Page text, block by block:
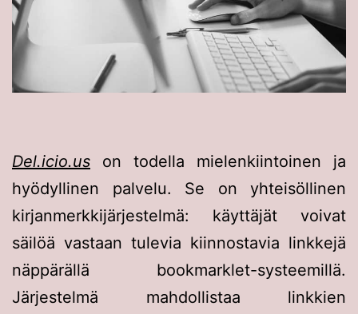
Del.icio.us on todella mielenkiintoinen ja
hyödyllinen palvelu. Se on yhteisöllinen
kirjanmerkkijärjestelmä: käyttäjät voivat
säilöä vastaan tulevia kiinnostavia linkkejä
näppärällä bookmarklet-systeemillä.
Järjestelmä mahdollistaa linkkien